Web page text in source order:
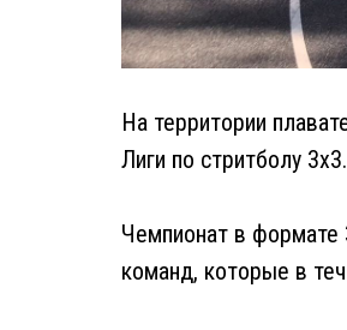
На территории
Лиги по стритболу 3x3.
Чемпионат в формате
команд, которые в